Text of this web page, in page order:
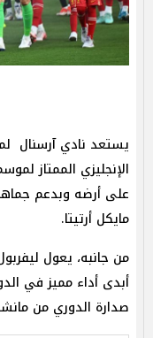
يستعد نادي آرسنال
على أرضه وبدعم
مايكل أرتيتا.
من جانبه، يعول
أبدى أداء مميز في
صدارة الدوري من